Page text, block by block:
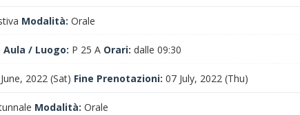
Modalità: Orale
Aula / Luogo: P 25 A Orari: dalle 09:30
2022 (Sat) Fine Prenotazioni: 07 July, 2022 (Thu)
Modalità: Orale